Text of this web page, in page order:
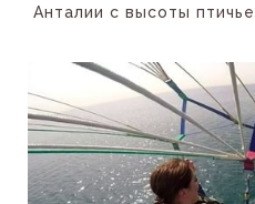
Анталии с высоты